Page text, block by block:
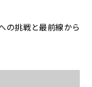
の挑戦と最前線から